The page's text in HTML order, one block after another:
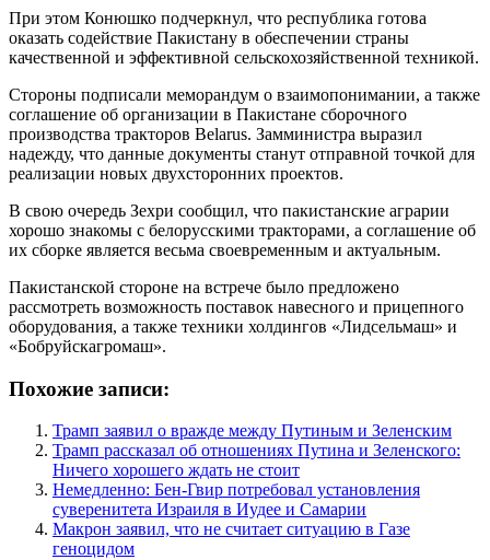
При этом Конюшко подчеркнул, что республика готова
оказать содействие Пакистану в обеспечении страны
качественной и эффективной сельскохозяйственной техникой.
Стороны подписали меморандум о взаимопонимании, а также
соглашение об организации в Пакистане сборочного
производства тракторов Belarus. Замминистра выразил
надежду, что данные документы станут отправной точкой для
реализации новых двухсторонних проектов.
В свою очередь Зехри сообщил, что пакистанские аграрии
хорошо знакомы с белорусскими тракторами, а соглашение об
их сборке является весьма своевременным и актуальным.
Пакистанской стороне на встрече было предложено
рассмотреть возможность поставок навесного и прицепного
оборудования, а также техники холдингов «Лидсельмаш» и
«Бобруйскагромаш».
Похожие записи:
Трамп заявил о вражде между Путиным и Зеленским
Трамп рассказал об отношениях Путина и Зеленского:
Ничего хорошего ждать не стоит
Немедленно: Бен-Гвир потребовал установления
суверенитета Израиля в Иудее и Самарии
Макрон заявил, что не считает ситуацию в Газе
геноцидом